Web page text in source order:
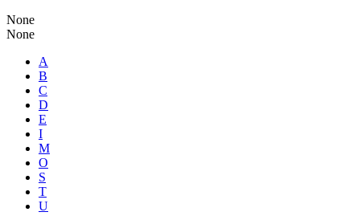
None
None
A
B
C
D
E
I
M
O
S
T
U